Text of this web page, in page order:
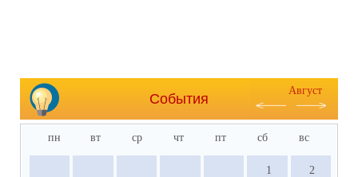
События
Август
пн вт ср чт пт сб вс
1 2